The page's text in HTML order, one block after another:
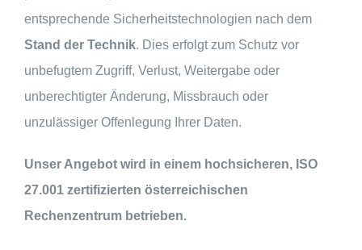
entsprechende Sicherheitstechnologien nach dem
Stand der Technik. Dies erfolgt zum Schutz vor
unbefugtem Zugriff, Verlust, Weitergabe oder
unberechtigter Änderung, Missbrauch oder
unzulässiger Offenlegung Ihrer Daten.
Unser Angebot wird in einem hochsicheren, ISO
27.001 zertifizierten österreichischen
Rechenzentrum betrieben.